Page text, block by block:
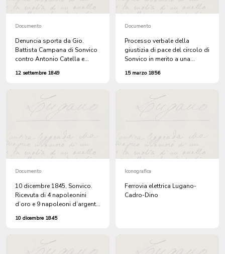
Documento
Denuncia sporta da Gio.
Battista Campana di Sonvico
contro Antonio Catella e
aggrdito all'uscita dal
Reali, sulla strda tra Cadro e
12 settembre 1849
Documento
Processo verbale della
giustizia di pace del circolo di
Sonvico in merito a una
Francesco e Pasquale Borrini
15 marzo 1856
Documento
10 dicembre 1845, Sonvico.
Ricevuta di 4 napoleonini
d’oro e 9 napoleoni d’argento
Filippo per pagare la dote di
del fu Andrea. Documento
firmato da Pietro Azzalini, che
10 dicembre 1845
Iconografica
Ferrovia elettrica Lugano-
Cadro-Dino